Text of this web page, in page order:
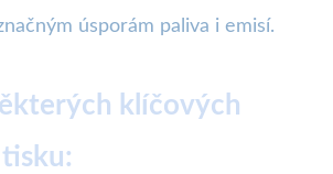
úsporám paliva i emisí.
klíčových